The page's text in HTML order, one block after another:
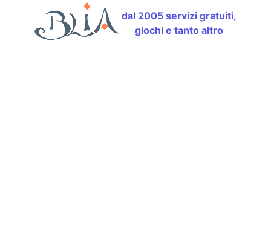
dal 2005 servizi gratuiti,
giochi e tanto altro